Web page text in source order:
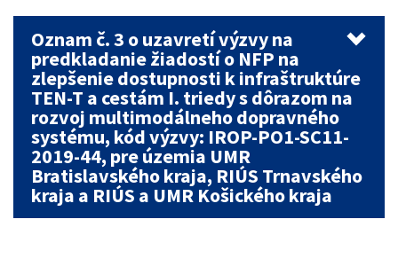
Oznam č. 3 o uzavretí výzvy na
predkladanie žiadostí o NFP na
zlepšenie dostupnosti k infraštruktúre
TEN-T a cestám I. triedy s dôrazom na
rozvoj multimodálneho dopravného
systému, kód výzvy: IROP-PO1-SC11-
2019-44, pre územia UMR
Bratislavského kraja, RIÚS Trnavského
kraja a RIÚS a UMR Košického kraja